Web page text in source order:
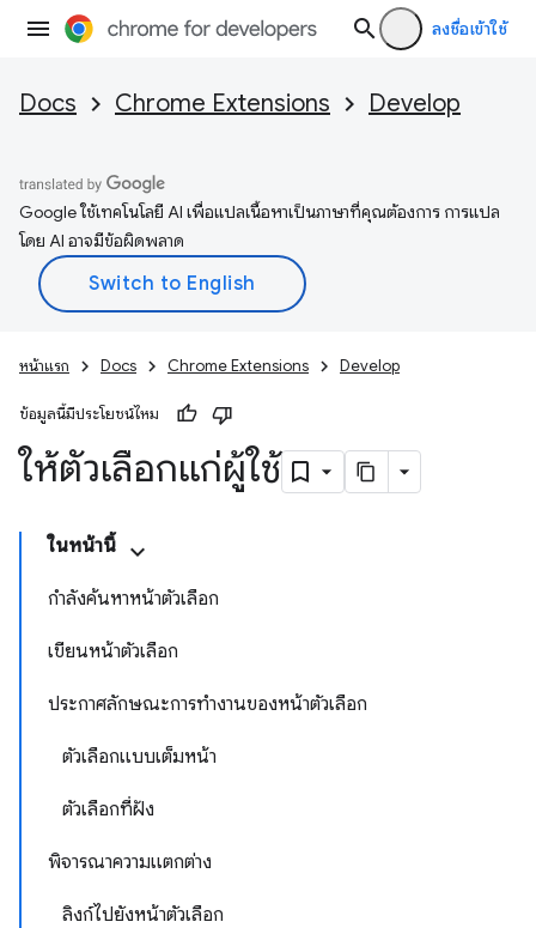
ลงชื่อเข้าใช้
Docs Chrome Extensions Develop
Google ใช้เทคโนโลยี AI เพื่อแปลเนื้อหาเป็นภาษาที่คุณต้องการ การแปล
โดย AI อาจมีข้อผิดพลาด
หน้าแรก Docs Chrome Extensions Develop
ข้อมูลนี้มีประโยชน์ไหม
ให้ตัวเลือกแก่ผู้ใช้
ในหน้านี้
กำลังค้นหาหน้าตัวเลือก
เขียนหน้าตัวเลือก
ประกาศลักษณะการทำงานของหน้าตัวเลือก
ตัวเลือกแบบเต็มหน้า
ตัวเลือกที่ฝัง
พิจารณาความแตกต่าง
ลิงก์ไปยังหน้าตัวเลือก